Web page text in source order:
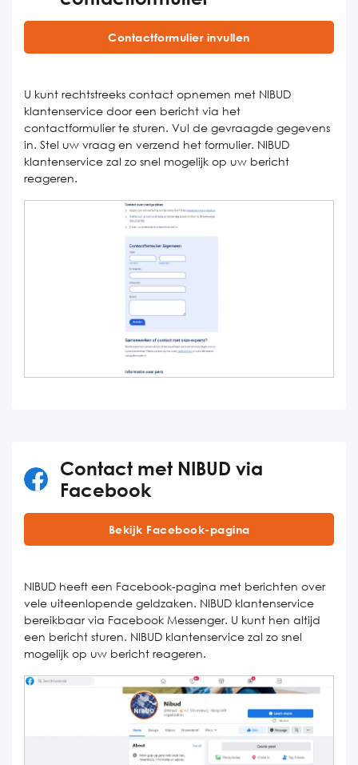
Contactformulier invullen
U kunt rechtstreeks contact opnemen met NIBUD
klantenservice door een bericht via het
contactformulier te sturen. Vul de gevraagde gegevens
in. Stel uw vraag en verzend het formulier. NIBUD
klantenservice zal zo snel mogelijk op uw bericht
reageren.
Contact met NIBUD via
Facebook
Bekijk Facebook-pagina
NIBUD heeft een Facebook-pagina met berichten over
vele uiteenlopende geldzaken. NIBUD klantenservice
bereikbaar via Facebook Messenger. U kunt hen altijd
een bericht sturen. NIBUD klantenservice zal zo snel
mogelijk op uw bericht reageren.